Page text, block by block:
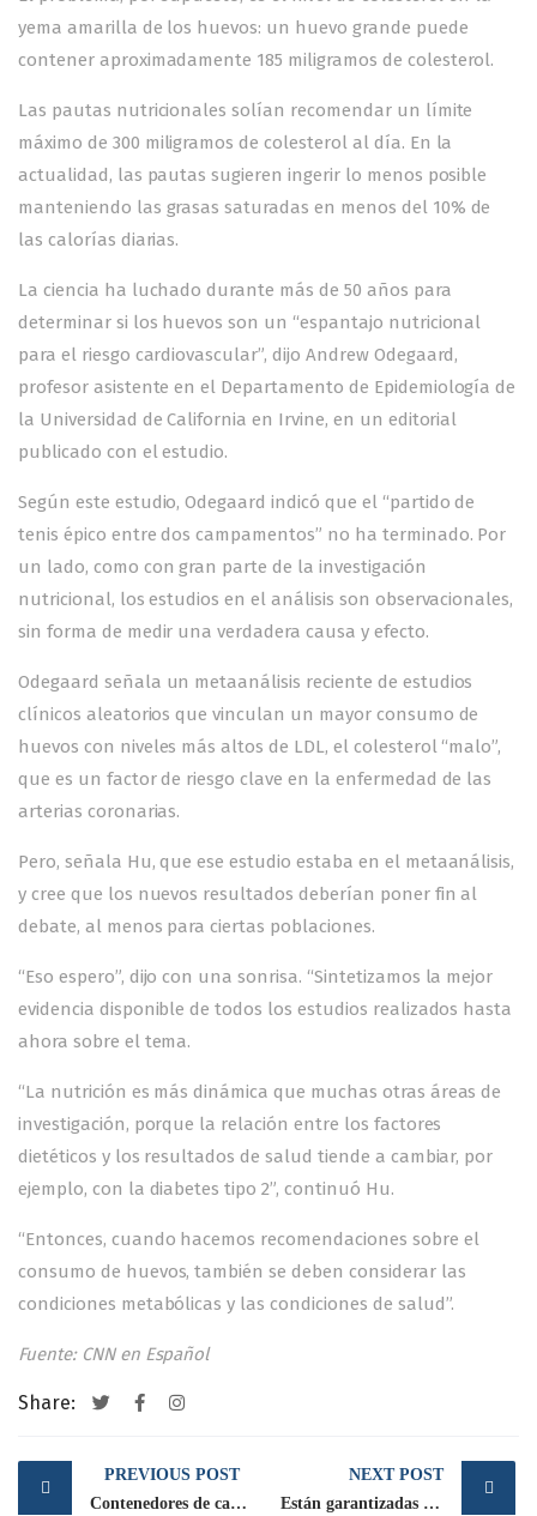
yema amarilla de los huevos: un huevo grande puede
contener aproximadamente 185 miligramos de colesterol.
Las pautas nutricionales solían recomendar un límite
máximo de 300 miligramos de colesterol al día. En la
actualidad, las pautas sugieren ingerir lo menos posible
manteniendo las grasas saturadas en menos del 10% de
las calorías diarias.
La ciencia ha luchado durante más de 50 años para
determinar si los huevos son un “espantajo nutricional
para el riesgo cardiovascular”, dijo Andrew Odegaard,
profesor asistente en el Departamento de Epidemiología de
la Universidad de California en Irvine, en un editorial
publicado con el estudio.
Según este estudio, Odegaard indicó que el “partido de
tenis épico entre dos campamentos” no ha terminado. Por
un lado, como con gran parte de la investigación
nutricional, los estudios en el análisis son observacionales,
sin forma de medir una verdadera causa y efecto.
Odegaard señala un metaanálisis reciente de estudios
clínicos aleatorios que vinculan un mayor consumo de
huevos con niveles más altos de LDL, el colesterol “malo”,
que es un factor de riesgo clave en la enfermedad de las
arterias coronarias.
Pero, señala Hu, que ese estudio estaba en el metaanálisis,
y cree que los nuevos resultados deberían poner fin al
debate, al menos para ciertas poblaciones.
“Eso espero”, dijo con una sonrisa. “Sintetizamos la mejor
evidencia disponible de todos los estudios realizados hasta
ahora sobre el tema.
“La nutrición es más dinámica que muchas otras áreas de
investigación, porque la relación entre los factores
dietéticos y los resultados de salud tiende a cambiar, por
ejemplo, con la diabetes tipo 2”, continuó Hu.
“Entonces, cuando hacemos recomendaciones sobre el
consumo de huevos, también se deben considerar las
condiciones metabólicas y las condiciones de salud”.
Fuente: CNN en Español
Share:
Post
navigation
PREVIOUS POST
Contenedores de carne congelada se amontonan en puertos chinos
NEXT POST
Están garantizadas la calidad, frescura y abasto de los alimentos avícolas en México: Juan Manuel Gutiérrez, presidente de la UNA